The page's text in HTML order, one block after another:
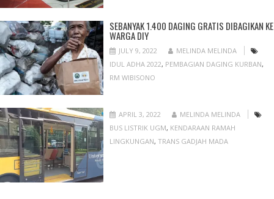
SEBANYAK 1.400 DAGING GRATIS DIBAGIKAN KE
WARGA DIY
JULY 9, 2022
MELINDA MELINDA
IDUL ADHA 2022, PEMBAGIAN DAGING KURBAN,
RM WIBISONO
APRIL 3, 2022
MELINDA MELINDA
BUS LISTRIK UGM, KENDARAAN RAMAH
LINGKUNGAN,TRANS GADJAH MADA